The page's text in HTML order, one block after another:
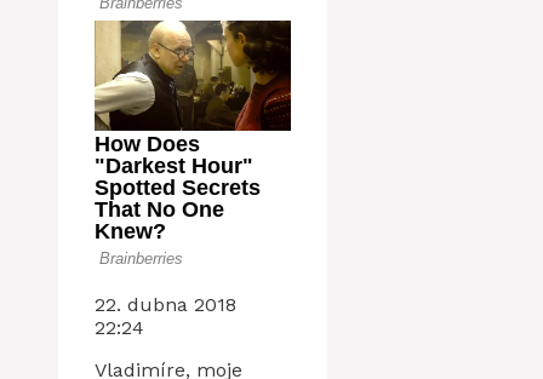
22. dubna 2018
22:24
Vladimíre, moje